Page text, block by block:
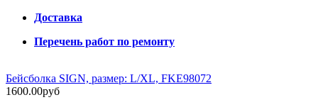
Доставка
Перечень работ по ремонту
Бейсболка SIGN, размер: L/XL, FKE98072
1600.00руб